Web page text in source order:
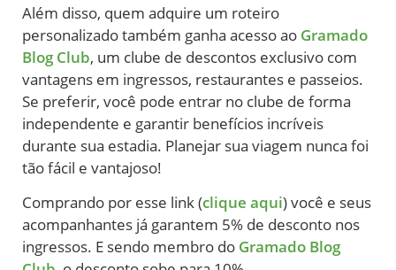
Além disso, quem adquire um roteiro
personalizado também ganha acesso ao Gramado
Blog Club, um clube de descontos exclusivo com
vantagens em ingressos, restaurantes e passeios.
Se preferir, você pode entrar no clube de forma
independente e garantir benefícios incríveis
durante sua estadia. Planejar sua viagem nunca foi
tão fácil e vantajoso!
Comprando por esse link (clique aqui) você e seus
acompanhantes já garantem 5% de desconto nos
ingressos. E sendo membro do Gramado Blog